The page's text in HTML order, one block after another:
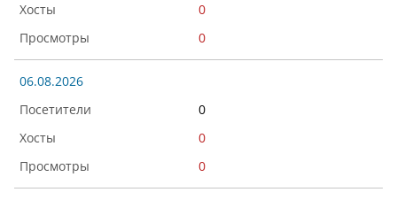
0
0
06.08.2026
0
0
0